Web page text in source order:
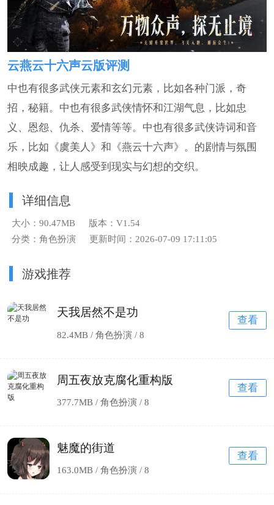
云燕云十六声云版评测
中也有很多武侠元素和玄幻元素，比如各种门派，奇
招，秘籍。中也有很多武侠情怀和江湖气息，比如忠
义、恩怨、仇杀、爱情等等。中也有很多武侠诗词和音
乐，比如《虞美人》和《燕云十六声》。的剧情与氛围
相映成趣，让人感受到现实与幻想的交织。
详细信息
大小：90.47MB
版本：V1.54
分类：角色扮演
更新时间：2026-07-09 17:11:05
游戏推荐
天我居然不是功
82.4MB / 角色扮演 /8
查看
周五夜放克腐化重构版
377.7MB / 角色扮演 /8
查看
魅魔的街道
163.0MB / 角色扮演 /8
查看